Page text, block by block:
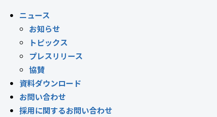
ニュース
お知らせ
トピックス
プレスリリース
協賛
資料ダウンロード
お問い合わせ
採用に関するお問い合わせ